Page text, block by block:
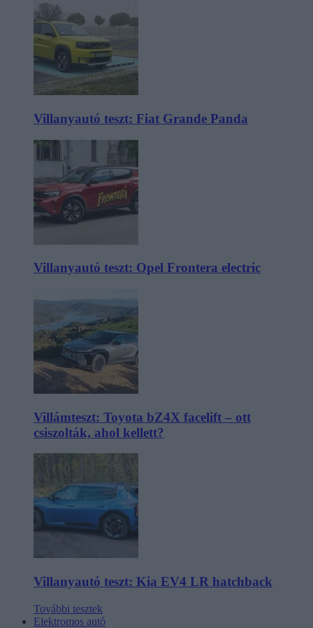
Villanyautó teszt: Fiat Grande Panda
Villanyautó teszt: Opel Frontera electric
Villámteszt: Toyota bZ4X facelift – ott
csiszolták, ahol kellett?
Villanyautó teszt: Kia EV4 LR hatchback
További tesztek
Elektromos autó